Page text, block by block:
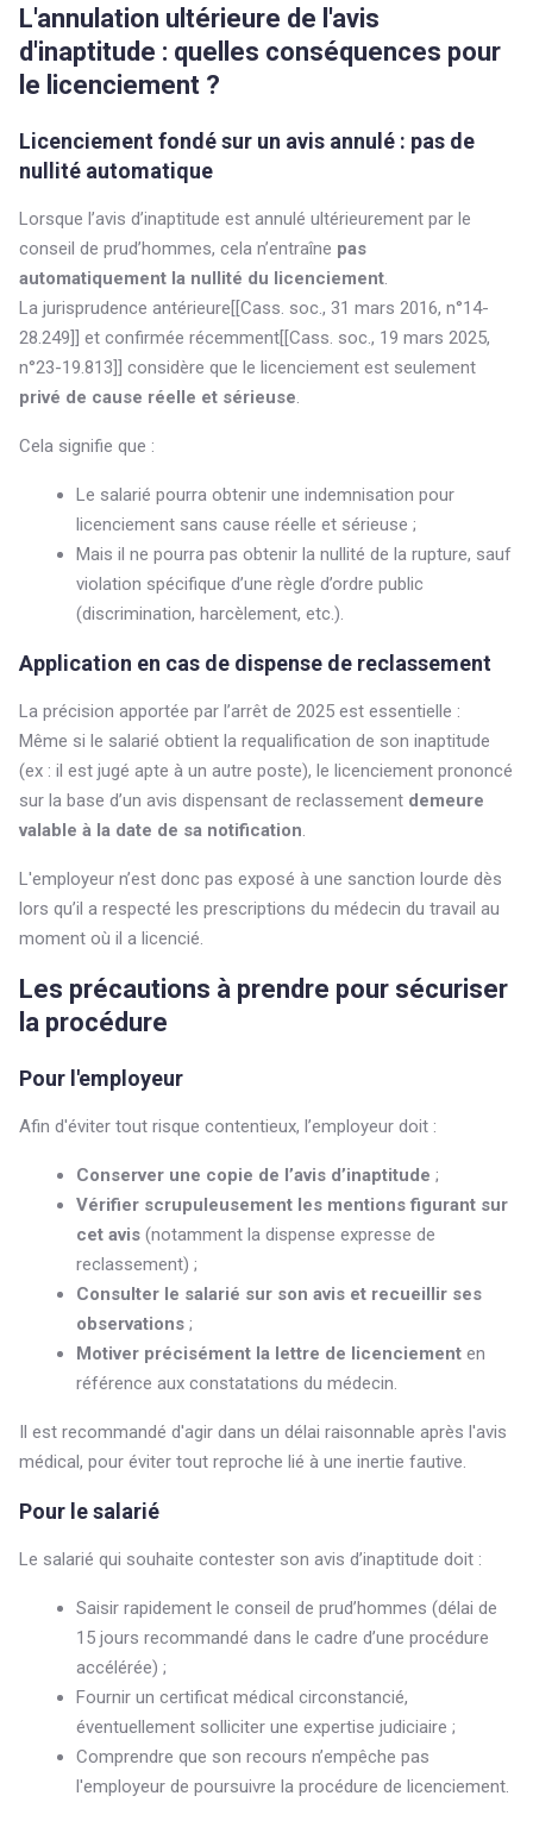
L'annulation ultérieure de l'avis
d'inaptitude : quelles conséquences pour
le licenciement ?
Licenciement fondé sur un avis annulé : pas de
nullité automatique
Lorsque l’avis d’inaptitude est annulé ultérieurement par le
conseil de prud’hommes, cela n’entraîne pas
automatiquement la nullité du licenciement.
La jurisprudence antérieure[[Cass. soc., 31 mars 2016, n°14-
28.249]] et confirmée récemment[[Cass. soc., 19 mars 2025,
n°23-19.813]] considère que le licenciement est seulement
privé de cause réelle et sérieuse.
Cela signifie que :
Le salarié pourra obtenir une indemnisation pour
licenciement sans cause réelle et sérieuse ;
Mais il ne pourra pas obtenir la nullité de la rupture, sauf
violation spécifique d’une règle d’ordre public
(discrimination, harcèlement, etc.).
Application en cas de dispense de reclassement
La précision apportée par l’arrêt de 2025 est essentielle :
Même si le salarié obtient la requalification de son inaptitude
(ex : il est jugé apte à un autre poste), le licenciement prononcé
sur la base d’un avis dispensant de reclassement demeure
valable à la date de sa notification.
L'employeur n’est donc pas exposé à une sanction lourde dès
lors qu’il a respecté les prescriptions du médecin du travail au
moment où il a licencié.
Les précautions à prendre pour sécuriser
la procédure
Pour l'employeur
Afin d'éviter tout risque contentieux, l’employeur doit :
Conserver une copie de l’avis d’inaptitude ;
Vérifier scrupuleusement les mentions figurant sur
cet avis (notamment la dispense expresse de
reclassement) ;
Consulter le salarié sur son avis et recueillir ses
observations ;
Motiver précisément la lettre de licenciement en
référence aux constatations du médecin.
Il est recommandé d'agir dans un délai raisonnable après l'avis
médical, pour éviter tout reproche lié à une inertie fautive.
Pour le salarié
Le salarié qui souhaite contester son avis d’inaptitude doit :
Saisir rapidement le conseil de prud’hommes (délai de
15 jours recommandé dans le cadre d’une procédure
accélérée) ;
Fournir un certificat médical circonstancié,
éventuellement solliciter une expertise judiciaire ;
Comprendre que son recours n’empêche pas
l'employeur de poursuivre la procédure de licenciement.